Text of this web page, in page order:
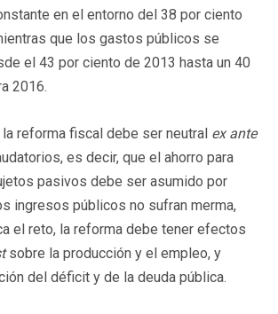
en el entorno del 38 por ciento
que los gastos públicos se
el 43 por ciento de 2013 hasta un 40
2016.
reforma fiscal debe ser neutral ex ante
es decir, que el ahorro para
pasivos debe ser asumido por
ingresos públicos no sufran merma,
el reto, la reforma debe tener efectos
sobre la producción y el empleo, y
del déficit y de la deuda pública.